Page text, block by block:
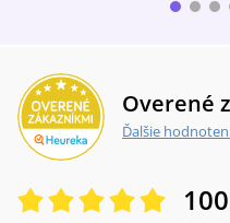
Overené
Ďalšie